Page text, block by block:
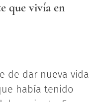
que vivía en
de dar nueva vida
había tenido